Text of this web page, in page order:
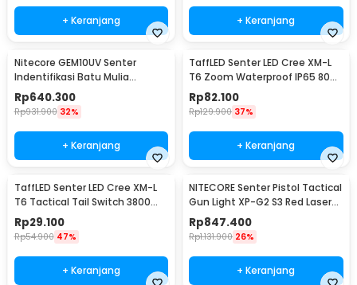
+ Keranjang + Keranjang
Nitecore GEM10UV Senter
Indentifikasi Batu Mulia
Gemstone Ultraviolet
Rp640.300
Rp931.900 32%
+ Keranjang
TaffLED Senter LED Cree XM-L
T6 Zoom Waterproof IP65 8000
Lumens - E17 COB
Rp82.100
Rp129.900 37%
+ Keranjang
TaffLED Senter LED Cree XM-L
T6 Tactical Tail Switch 3800
Lumens
Rp29.100
Rp54.900 47%
+ Keranjang
NITECORE Senter Pistol Tactical
Gun Light XP-G2 S3 Red Laser
300Lumens - NPL10
Rp847.400
Rp1.131.900 26%
+ Keranjang